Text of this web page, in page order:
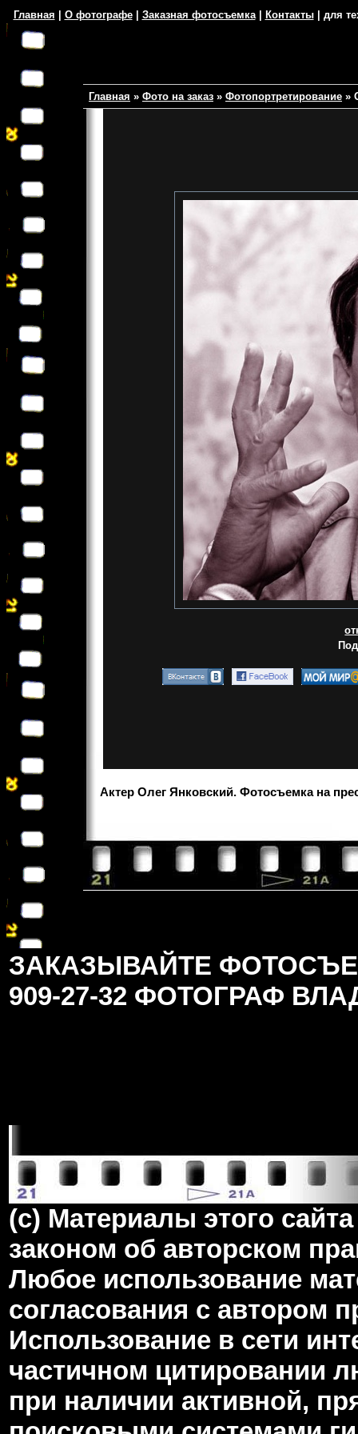
Главная О фотографе| Заказная фотосъемка| Контакты| для
Главная » Фото на заказ » Фотопортретирование »
Актер Олег Янковский. Фотосъемка на
ЗАКАЗЫВАЙТЕ
909-27-32 ФОТОГРАФ
(c) Материалы этого
законом об авторском
Любое использование
согласования с автором
Использование в сети
частичном цитировании
при наличии активной,